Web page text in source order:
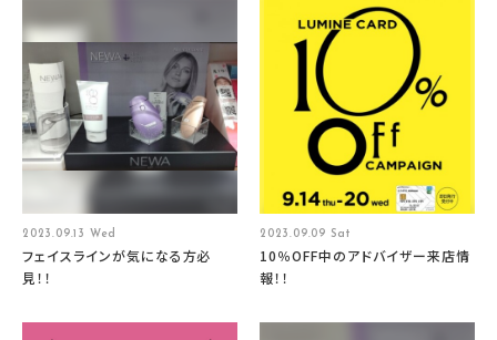
2023.09.13 Wed
フェイスラインが気になる方必
見！！
2023.09.09 Sat
10％OFF中のアドバイザー来店情
報！！